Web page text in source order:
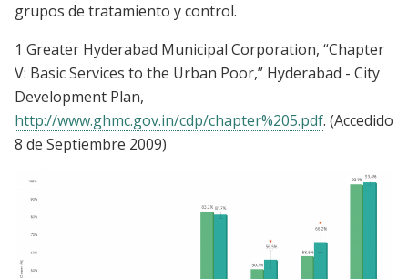
grupos de tratamiento y control.
1 Greater Hyderabad Municipal Corporation, “Chapter
V: Basic Services to the Urban Poor,” Hyderabad - City
Development Plan,
http://www.ghmc.gov.in/cdp/chapter%205.pdf. (Accedido
8 de Septiembre 2009)